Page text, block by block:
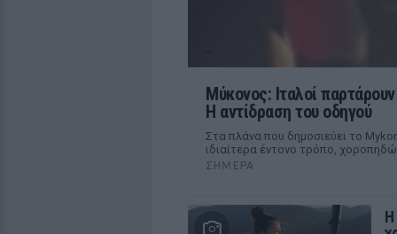
Μύκονος: Ιταλοί
Η αντίδραση του οδηγού
Στα πλάνα που δημοσιεύει το
ιδιαίτερα έντονο τρόπο,
ΣΉΜΕΡΑ
Η